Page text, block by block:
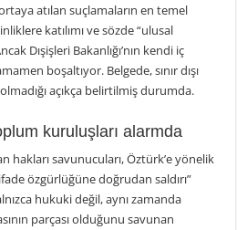
atılan suçlamaların en temel
katılımı ve sözde “ulusal
Dışişleri Bakanlığı’nın kendi iç
boşaltıyor. Belgede, sınır dışı
açıkça belirtilmiş durumda.
kuruluşları alarmda
hakları savunucuları, Öztürk’e yönelik
özgürlüğüne doğrudan saldırı”
hukuki değil, aynı zamanda
parçası olduğunu savunan